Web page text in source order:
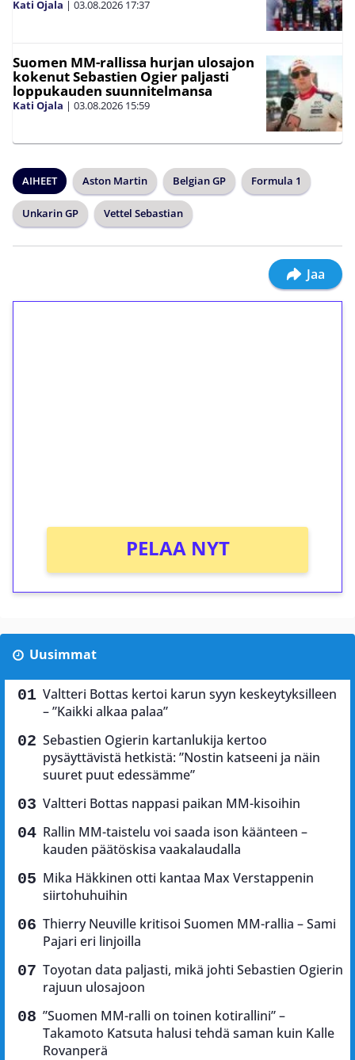
Kati Ojala | 03.08.2026 17:37
Suomen MM-rallissa hurjan ulosajon
kokenut Sebastien Ogier paljasti
loppukauden suunnitelmansa
Kati Ojala | 03.08.2026 15:59
AIHEET Aston Martin Belgian GP Formula 1
Unkarin GP Vettel Sebastian
Jaa
PELAA NYT
Uusimmat
Valtteri Bottas kertoi karun syyn keskeytyksilleen
– ”Kaikki alkaa palaa”
Sebastien Ogierin kartanlukija kertoo
pysäyttävistä hetkistä: ”Nostin katseeni ja näin
suuret puut edessämme”
Valtteri Bottas nappasi paikan MM-kisoihin
Rallin MM-taistelu voi saada ison käänteen –
kauden päätöskisa vaakalaudalla
Mika Häkkinen otti kantaa Max Verstappenin
siirtohuhuihin
Thierry Neuville kritisoi Suomen MM-rallia – Sami
Pajari eri linjoilla
Toyotan data paljasti, mikä johti Sebastien Ogierin
rajuun ulosajoon
”Suomen MM-ralli on toinen kotirallini” –
Takamoto Katsuta halusi tehdä saman kuin Kalle
Rovanperä